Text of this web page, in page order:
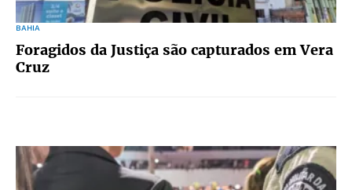
BAHIA
Foragidos da Justiça são capturados em Vera
Cruz